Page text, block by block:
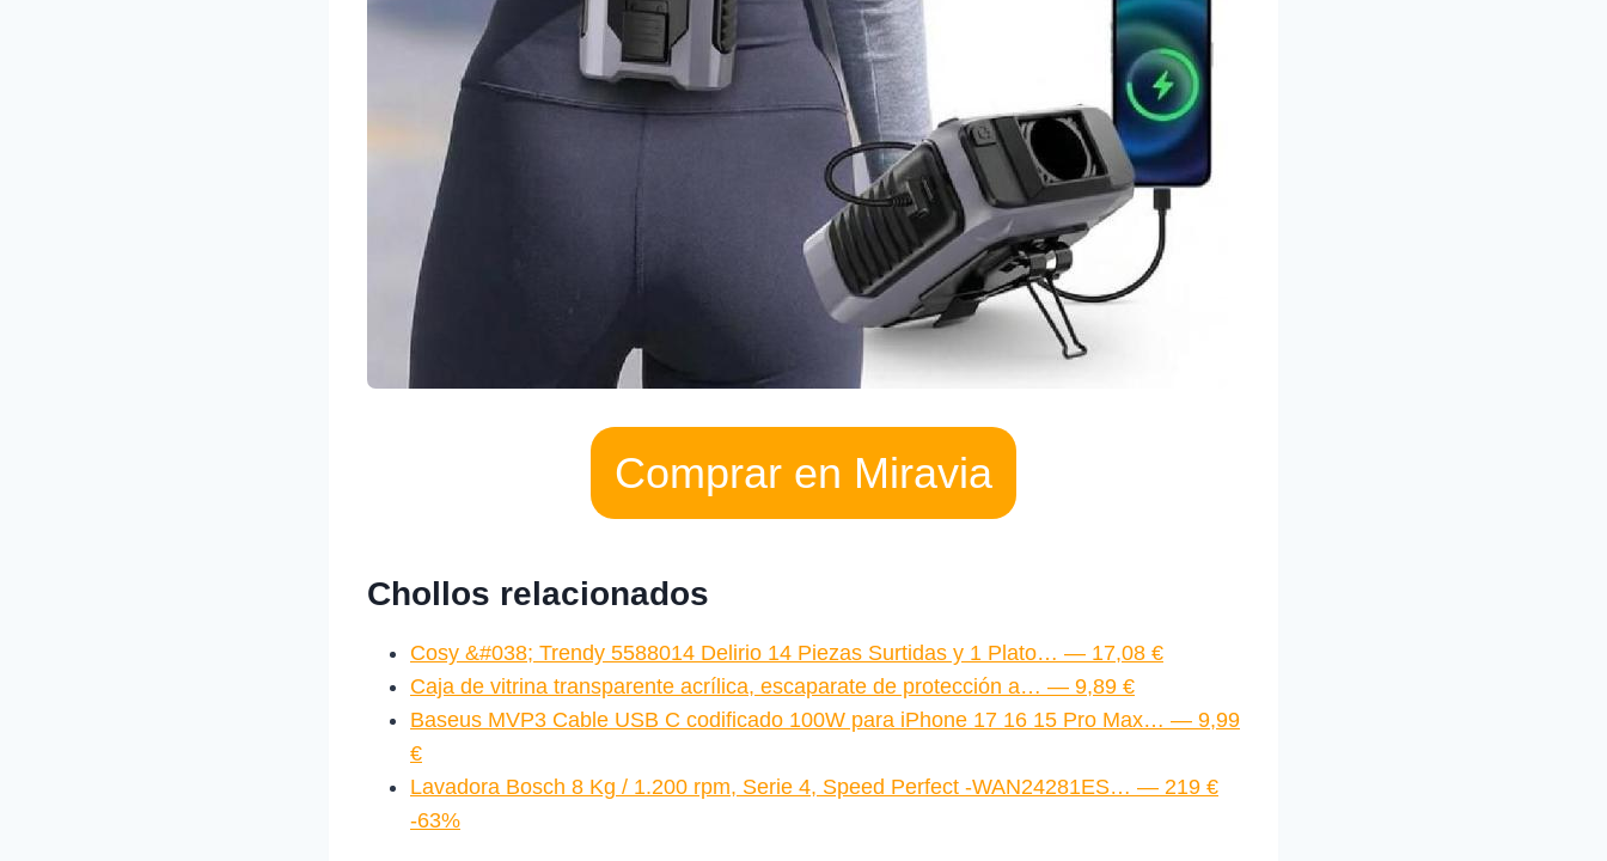
Comprar en Miravia
Chollos relacionados
Cosy &#038; Trendy 5588014 Delirio 14 Piezas Surtidas y 1 Plato… — 17,08 €
Caja de vitrina transparente acrílica, escaparate de protección a… — 9,89 €
Baseus MVP3 Cable USB C codificado 100W para iPhone 17 16 15 Pro Max… — 9,99
€
Lavadora Bosch 8 Kg / 1.200 rpm, Serie 4, Speed Perfect -WAN24281ES… — 219 €
-63%